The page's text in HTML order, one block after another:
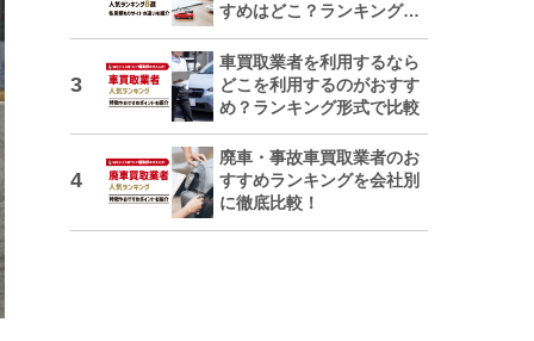
すめはどこ？ランキングで
車買取業者を利用するなら
どこを利用するのがおすす
め？ランキング形式で比較
廃車・事故車買取業者のお
すすめランキングを会社別
に徹底比較！